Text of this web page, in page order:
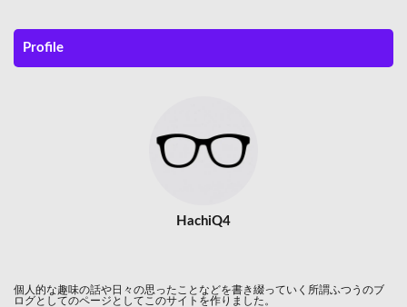
Profile
HachiQ4
個人的な趣味の話や日々の思ったことなどを書き綴っていく所謂ふつうのブ
ログとしてのページとしてこのサイトを作りました。